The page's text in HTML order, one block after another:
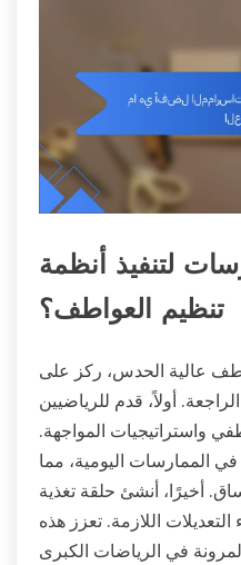
لتنفيذ أنظمة
تنظيم العواطف؟
عالية الحدس، ركز على
أولاً، قدم للرياضيين
واستراتيجيات المواجهة.
الممارسات اليومية، مما
أخيرًا، أنشئ حلقة تغذية
التعديلات اللازمة. تعزز هذه